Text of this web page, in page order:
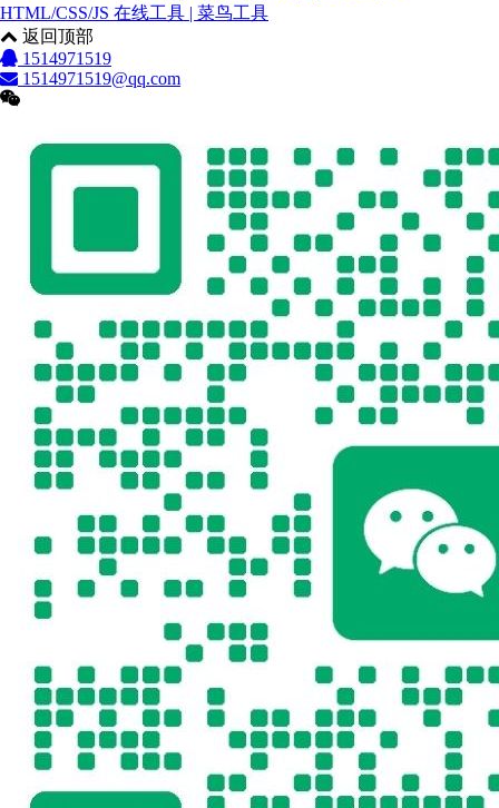
HTML/CSS/JS 在线工具 | 菜鸟工具
返回顶部
1514971519
1514971519@qq.com